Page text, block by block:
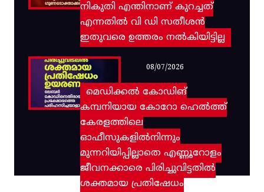
നികുതി എന്തിനാണ് കുറച്ചത്
എന്നതിൽ വി ഡി സതീശൻ
ഇതുവരെ ഉത്തരം നൽകിയിട്ടില്ല
മെഡിക്കൽ കോഡിങ്
കമ്പനിയായ കോറോ ഹെൽത്ത്
കേരളത്തിലെ
ഓഫീസുകളിൽനിന്നും
മുന്നറിയിപ്പില്ലാതെ എണ്ണൂറോളം
ജീവനക്കാരെ പിരിച്ചുവിട്ടതിൽ‌
ശക്തമായ പ്രതിഷേധം
08/07/2026